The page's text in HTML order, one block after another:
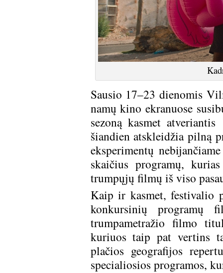
Sausio 17–23 dienomis
namų kino ekranuose
sezoną kasmet
šiandien atskleidžia pilną
eksperimentų
skaičius programų,
trumpųjų filmų iš viso
Kaip ir kasmet, festivalio
konkursinių programų
trumpametražio filmo
kuriuos taip pat vertins
plačios geografijos
specialiosios programos,